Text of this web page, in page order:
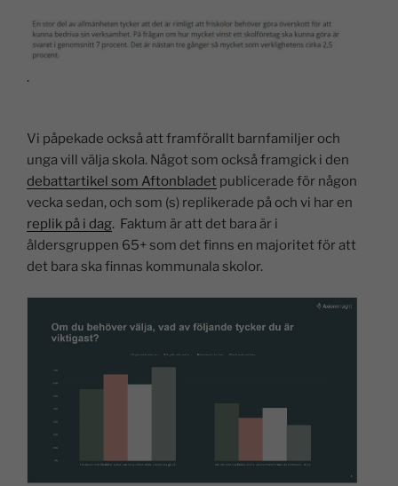
.
Vi påpekade också att framförallt barnfamiljer och
unga vill välja skola. Något som också framgick i den
debattartikel som Aftonbladet publicerade för någon
vecka sedan, och som (s) replikerade på och vi har en
replik på i dag. Faktum är att det bara är i
åldersgruppen 65+ som det finns en majoritet för att
det bara ska finnas kommunala skolor.